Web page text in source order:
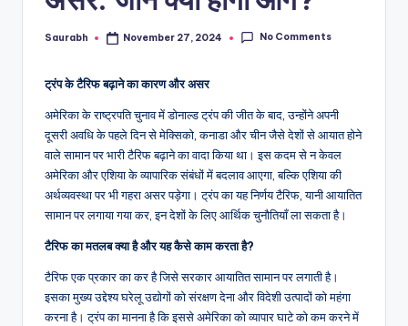
Posted
Saurabh November 27, 2024 No Comments
ट्रंप के टैरिफ बढ़ाने का कारण और असर
अमेरिका के राष्ट्रपति चुनाव में डोनाल्ड ट्रंप की जीत के बाद, उन्होंने अपनी
दूसरी अवधि के पहले दिन से मेक्सिको, कनाडा और चीन जैसे देशों से आयात होने
वाले सामान पर भारी टैरिफ बढ़ाने का वादा किया था। इस कदम से न केवल
अमेरिका और एशिया के व्यापारिक संबंधों में बदलाव आएगा, बल्कि एशिया की
अर्थव्यवस्था पर भी गहरा असर पड़ेगा। ट्रंप का यह निर्णय टैरिफ, यानी आयातित
सामान पर लगाया गया कर, इन देशों के लिए आर्थिक चुनौतियाँ ला सकता है।
टैरिफ का मतलब क्या है और यह कैसे काम करता है?
टैरिफ एक प्रकार का कर है जिसे सरकार आयातित सामान पर लगाती है।
इसका मुख्य उद्देश्य घरेलू उद्योगों को संरक्षण देना और विदेशी उत्पादों को महंगा
करना है। ट्रंप का मानना है कि इससे अमेरिका को व्यापार घाटे को कम करने में